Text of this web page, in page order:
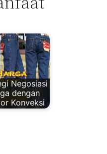
Negosiasi
dengan
Konveksi